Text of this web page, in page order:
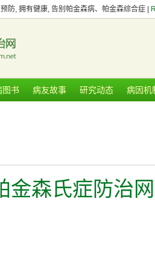
防, 拥有健康, 告别帕金森病、帕金森综合症 |
图书 病友故事 研究动态 病因机
金森氏症防治